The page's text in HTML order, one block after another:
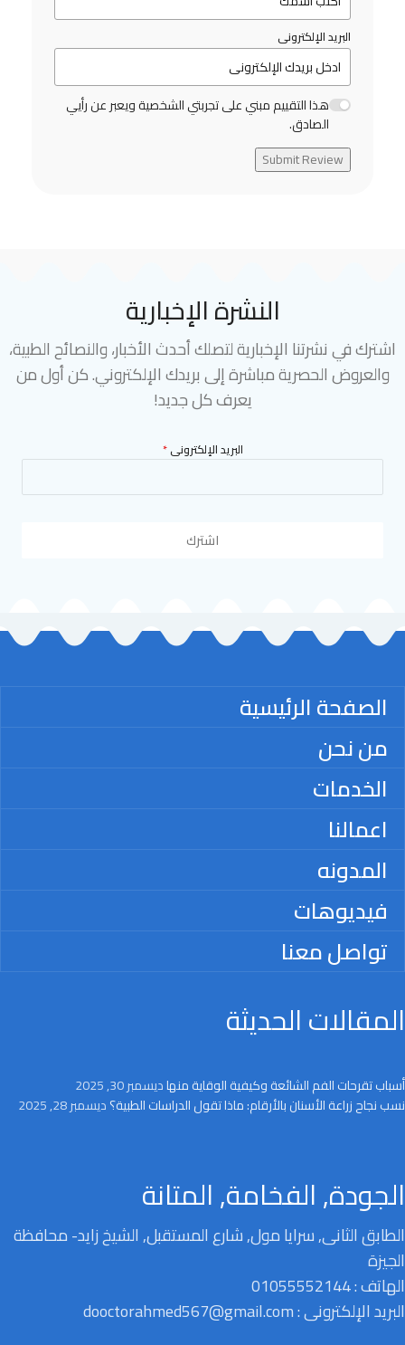
البريد الإلكترونى
هذا التقييم مبني على تجربتي الشخصية ويعبر عن رأيي
الصادق.
Submit Review
النشرة الإخبارية
اشترك في نشرتنا الإخبارية لتصلك أحدث الأخبار، والنصائح الطبية،
والعروض الحصرية مباشرة إلى بريدك الإلكتروني. كن أول من
يعرف كل جديد!
البريد الإلكترونى*
اشترك
الصفحة الرئيسية
من نحن
الخدمات
اعمالنا
المدونه
فيديوهات
تواصل معنا
المقالات الحديثة
أسباب تقرحات الفم الشائعة وكيفية الوقاية منهاديسمبر 30, 2025
نسب نجاح زراعة الأسنان بالأرقام: ماذا تقول الدراسات الطبية؟ديسمبر 28, 2025
الجودة, الفخامة, المتانة
الطابق الثانى, سرايا مول, شارع المستقبل, الشيخ زايد- محافظة
الجيزة
الهاتف : 01055552144
البريد الإلكترونى : dooctorahmed567@gmail.com